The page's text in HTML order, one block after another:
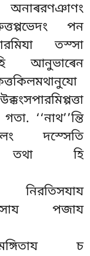
পন
তস্সা
আনুভাৰেন
‘‘নাথ’’ন্তি
দস্সেতি
তথা হি
নিরতিসযায
পজায
চ